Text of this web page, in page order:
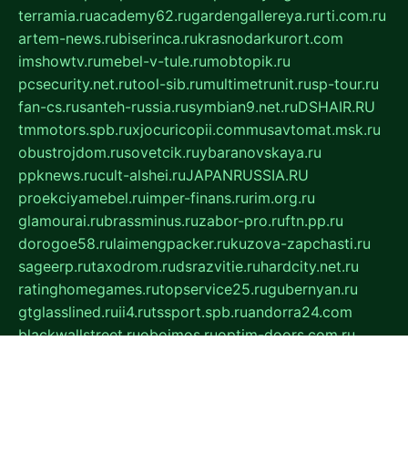
terramia.ruacademy62.rugardengallereya.rurti.com.ru
artem-news.rubiserinca.rukrasnodarkurort.com
imshowtv.rumebel-v-tule.rumobtopik.ru
pcsecurity.net.rutool-sib.rumultimetrunit.rusp-tour.ru
fan-cs.rusanteh-russia.rusymbian9.net.ruDSHAIR.RU
tmmotors.spb.ruxjocuricopii.commusavtomat.msk.ru
obustrojdom.rusovetcik.ruybaranovskaya.ru
ppknews.rucult-alshei.ruJAPANRUSSIA.RU
proekciyamebel.ruimper-finans.rurim.org.ru
glamourai.rubrassminus.ruzabor-pro.ruftn.pp.ru
dorogoe58.rulaimengpacker.rukuzova-zapchasti.ru
sageerp.rutaxodrom.rudsrazvitie.ruhardcity.net.ru
ratinghomegames.rutopservice25.rugubernyan.ru
gtglasslined.ruii4.rutssport.spb.ruandorra24.com
blackwallstreet.ruoboimos.ruoptim-doors.com.ru